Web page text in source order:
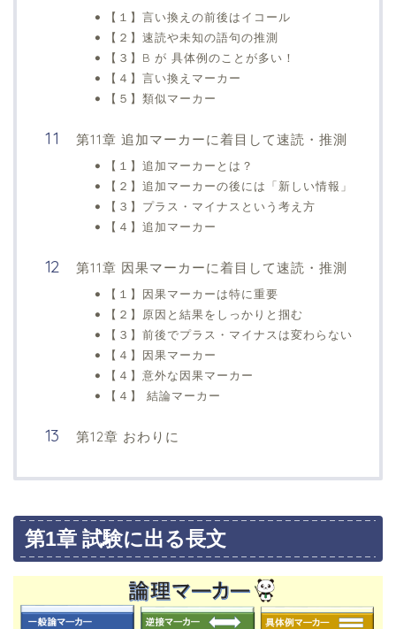
【１】言い換えの前後はイコール
【２】速読や未知の語句の推測
【３】B が 具体例のことが多い！
【４】言い換えマーカー
【５】類似マーカー
第11章 追加マーカーに着目して速読・推測
【１】追加マーカーとは？
【２】追加マーカーの後には「新しい情報」
【３】プラス・マイナスという考え方
【４】追加マーカー
第11章 因果マーカーに着目して速読・推測
【１】因果マーカーは特に重要
【２】原因と結果をしっかりと掴む
【３】前後でプラス・マイナスは変わらない
【４】因果マーカー
【４】意外な因果マーカー
【４】 結論マーカー
第12章 おわりに
第1章 試験に出る長文